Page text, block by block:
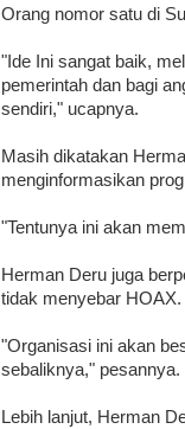
Orang nomor satu di
"Ide Ini sangat baik,
pemerintah dan bagi
sendiri," ucapnya.
Masih dikatakan
menginformasikan
"Tentunya ini akan
Herman Deru juga
tidak menyebar HOAX.
"Organisasi ini akan
sebaliknya," pesannya.
Lebih lanjut, Herman